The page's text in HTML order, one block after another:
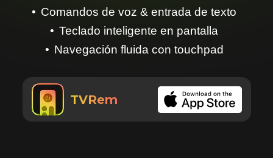
Comandos de voz & entrada de texto
Teclado inteligente en pantalla
Navegación fluida con touchpad
TVRem